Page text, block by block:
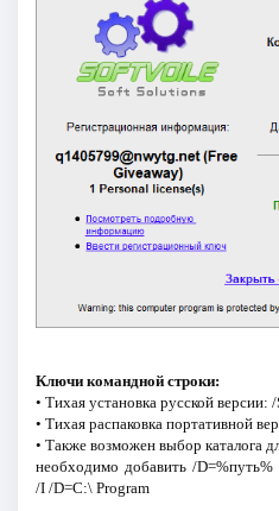
Ключи командной строки:
• Тихая установка русской версии:
• Тихая распаковка портативной
• Также возможен выбор каталога
необходимо добавить /
/I /D=C:\ Program